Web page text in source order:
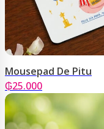
Mousepad De Pitu
₲25.000